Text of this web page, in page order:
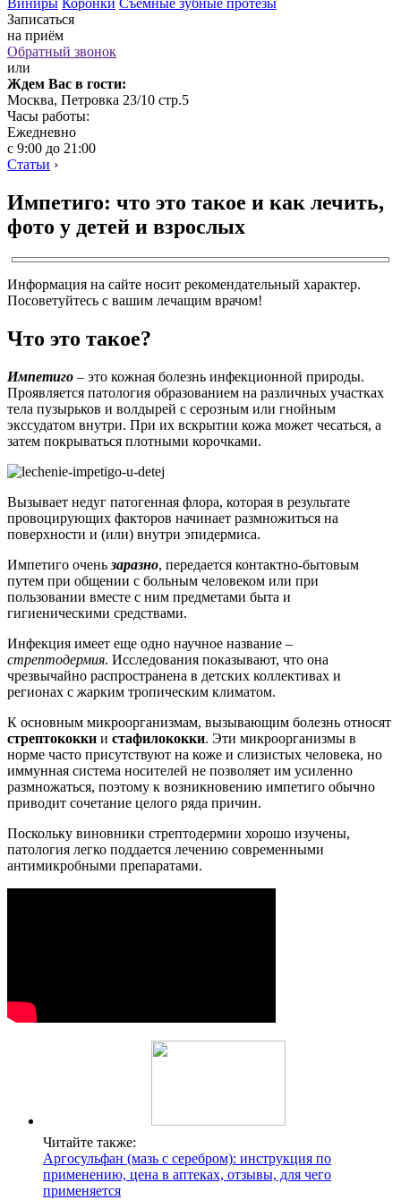
Виниры Коронки Съемные зубные протезы
Записаться
на приём
Обратный звонок
или
Ждем Вас в гости:
Москва, Петровка 23/10 стр.5
Часы работы:
Ежедневно
с 9:00 до 21:00
Статьи ›
Импетиго: что это такое и как лечить,
фото у детей и взрослых
Информация на сайте носит рекомендательный характер.
Посоветуйтесь с вашим лечащим врачом!
Что это такое?
Импетиго – это кожная болезнь инфекционной природы.
Проявляется патология образованием на различных участках
тела пузырьков и волдырей с серозным или гнойным
экссудатом внутри. При их вскрытии кожа может чесаться, а
затем покрываться плотными корочками.
Вызывает недуг патогенная флора, которая в результате
провоцирующих факторов начинает размножиться на
поверхности и (или) внутри эпидермиса.
Импетиго очень заразно, передается контактно-бытовым
путем при общении с больным человеком или при
пользовании вместе с ним предметами быта и
гигиеническими средствами.
Инфекция имеет еще одно научное название –
стрептодермия. Исследования показывают, что она
чрезвычайно распространена в детских коллективах и
регионах с жарким тропическим климатом.
К основным микроорганизмам, вызывающим болезнь относят
стрептококки и стафилококки. Эти микроорганизмы в
норме часто присутствуют на коже и слизистых человека, но
иммунная система носителей не позволяет им усиленно
размножаться, поэтому к возникновению импетиго обычно
приводит сочетание целого ряда причин.
Поскольку виновники стрептодермии хорошо изучены,
патология легко поддается лечению современными
антимикробными препаратами.
Читайте также:
Аргосульфан (мазь с серебром): инструкция по
применению, цена в аптеках, отзывы, для чего
применяется